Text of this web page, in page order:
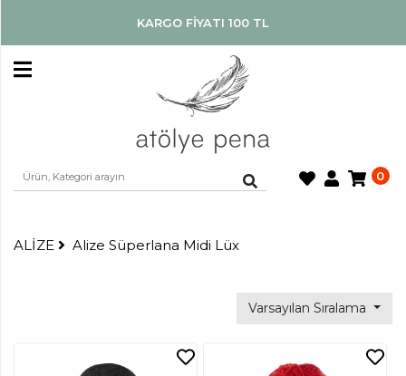
KARGO FİYATI 100 TL
0
ÜYE
GİRİŞİ
ANASAYFA
ALİZE Alize Süperlana Midi Lüx
Varsayılan Sıralama